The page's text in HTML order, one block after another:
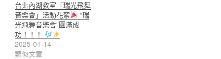
台北內湖教室「瑞光飛舞
音樂會」活動花絮
“瑞
光飛舞音樂會”圓滿成
功！！！
2025-01-14
類似文章